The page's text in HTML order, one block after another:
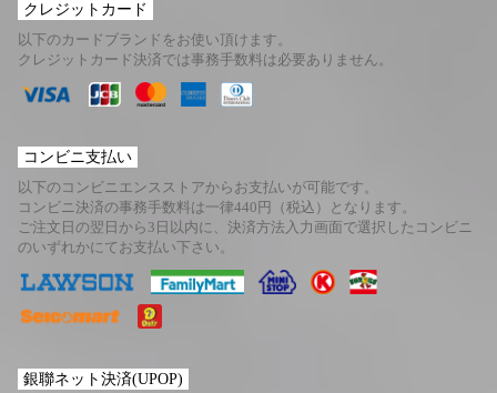
クレジットカード
以下のカードブランドをお使い頂けます。
クレジットカード決済では事務手数料は必要ありません。
コンビニ支払い
以下のコンビニエンスストアからお支払いが可能です。
コンビニ決済の事務手数料は一律440円（税込）となります。
ご注文日の翌日から3日以内に、決済方法入力画面で選択したコンビニ
のいずれかにてお支払い下さい。
銀聯ネット決済(UPOP)